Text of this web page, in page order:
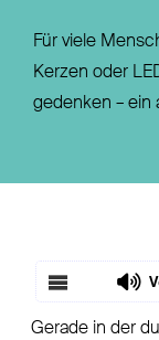
Basisrente /
Klassische
Für viele
Kerzen oder
gedenken – ein
Gerade in der